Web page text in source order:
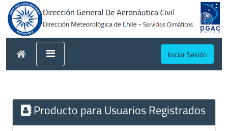
Iniciar Sesión
Producto para Usuarios Registrados